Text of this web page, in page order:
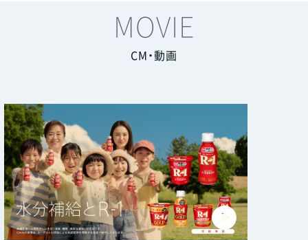
MOVIE
CM・動画